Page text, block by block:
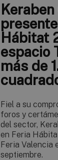
Hábitat
espacio
más de
Fiel a su
foros y
del sector,
en Feria
Feria Valencia
septiembre.